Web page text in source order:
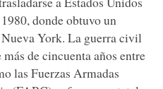
donde obtuvo un
York. La guerra civil
de cincuenta años entre
las Fuerzas Armadas